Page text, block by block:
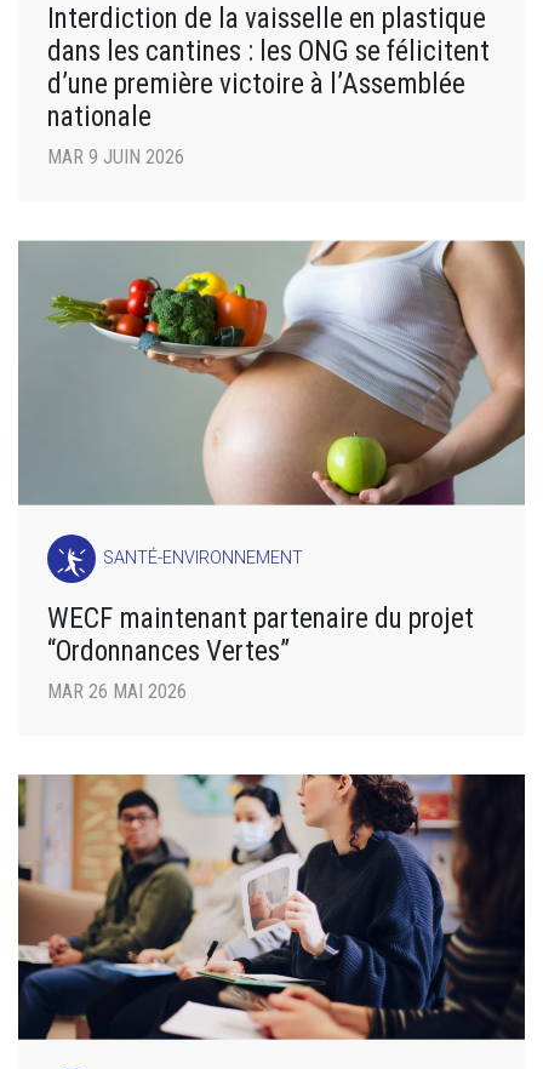
Interdiction de la vaisselle en plastique
dans les cantines : les ONG se félicitent
d’une première victoire à l’Assemblée
nationale
MAR 9 JUIN 2026
SANTÉ-ENVIRONNEMENT
WECF maintenant partenaire du projet
“Ordonnances Vertes”
MAR 26 MAI 2026